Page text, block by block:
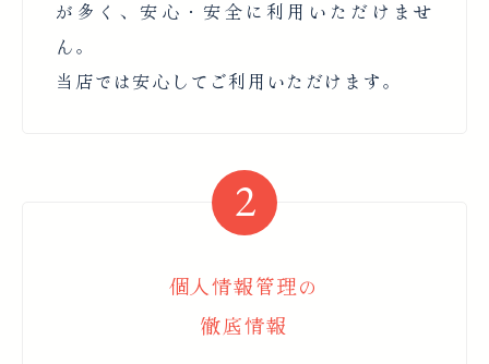
が多く、安心・安全に利用いただけませ
ん。
当店では安心してご利用いただけます。
個人情報管理の
徹底情報